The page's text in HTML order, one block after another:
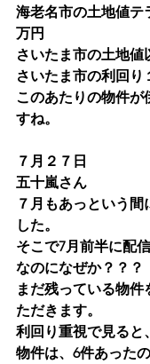
海老名市の土地値テ
万円
さいたま市の土地値
さいたま市の利回り
このあたりの物件が
すね。
７月２７日
五十嵐さん
７月もあっという間
した。
そこで7月前半に配
なのになぜか？？？
まだ残っている物
ただきます。
利回り重視で見ると
物件は、6件あった